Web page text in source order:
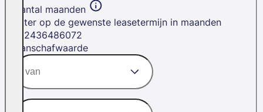
Aantal maanden
Filter op de gewenste leasetermijn in maanden
2436486072
Aanschafwaarde